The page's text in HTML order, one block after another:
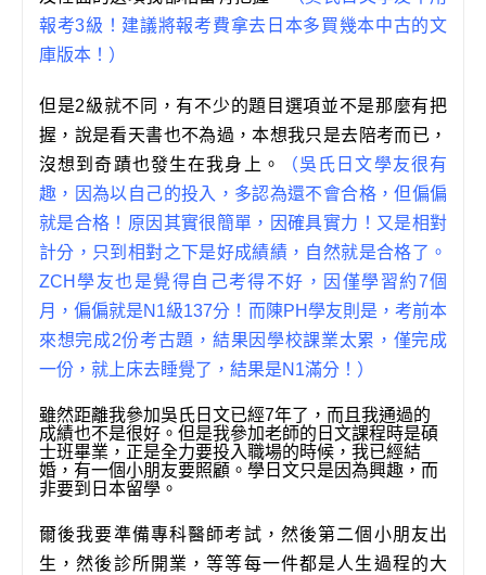
報考3級！建議將報考費拿去日本多買幾本中古的文
庫版本！）
但是2級就不同，有不少的題目選項並不是那麼有把
握，說是看天書也不為過，本想我只是去陪考而已，
沒想到奇蹟也發生在我身上。
（吳氏日文學友很有
趣，因為以自己的投入，多認為還不會合格，但偏偏
就是合格！原因其實很簡單，因確具實力！又是相對
計分，只到相對之下是好成績績，自然就是合格了。
ZCH學友也是覺得自己考得不好，因僅學習約7個
月，偏偏就是N1級137分！而陳PH學友則是，考前本
來想完成2份考古題，結果因學校課業太累，僅完成
一份，就上床去睡覺了，結果是N1滿分！）
雖然距離我參加吳氏日文已經7年了，而且我通過的
成績也不是很好。但是我參加老師的日文課程時是碩
士班畢業，正是全力要投入職場的時候，我已經結
婚，有一個小朋友要照顧。學日文只是因為興趣，而
非要到日本留學。
爾後我要準備專科醫師考試，然後第二個小朋友出
生，然後診所開業，等等每一件都是人生過程的大